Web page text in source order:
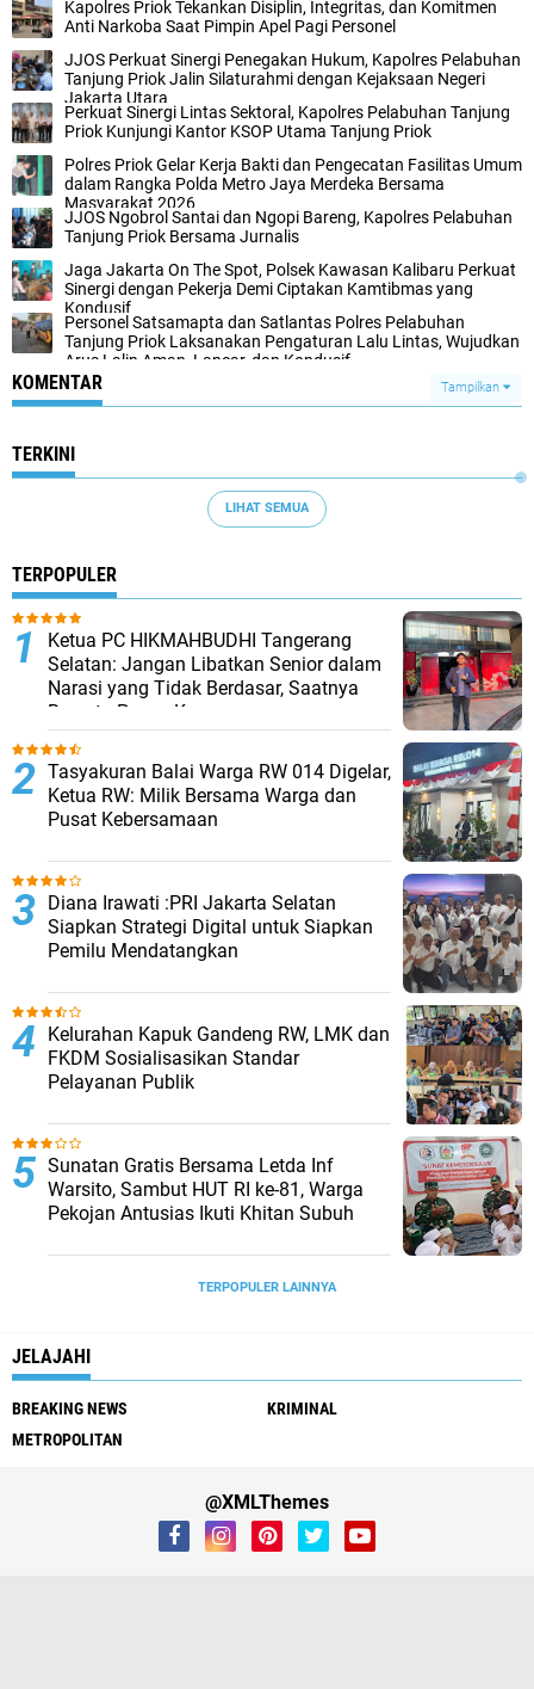
Kapolres Priok Tekankan Disiplin, Integritas, dan Komitmen
Anti Narkoba Saat Pimpin Apel Pagi Personel
JJOS Perkuat Sinergi Penegakan Hukum, Kapolres Pelabuhan
Tanjung Priok Jalin Silaturahmi dengan Kejaksaan Negeri
Jakarta Utara
Perkuat Sinergi Lintas Sektoral, Kapolres Pelabuhan Tanjung
Priok Kunjungi Kantor KSOP Utama Tanjung Priok
Polres Priok Gelar Kerja Bakti dan Pengecatan Fasilitas Umum
dalam Rangka Polda Metro Jaya Merdeka Bersama
Masyarakat 2026
JJOS Ngobrol Santai dan Ngopi Bareng, Kapolres Pelabuhan
Tanjung Priok Bersama Jurnalis
Jaga Jakarta On The Spot, Polsek Kawasan Kalibaru Perkuat
Sinergi dengan Pekerja Demi Ciptakan Kamtibmas yang
Kondusif
Personel Satsamapta dan Satlantas Polres Pelabuhan
Tanjung Priok Laksanakan Pengaturan Lalu Lintas, Wujudkan
Arus Lalin Aman, Lancar, dan Kondusif
KOMENTAR Tampilkan
TERKINI
LIHAT SEMUA
TERPOPULER
Ketua PC HIKMAHBUDHI Tangerang
Selatan: Jangan Libatkan Senior dalam
Narasi yang Tidak Berdasar, Saatnya
Bersatu Pasca Kongres
Tasyakuran Balai Warga RW 014 Digelar,
Ketua RW: Milik Bersama Warga dan
Pusat Kebersamaan
Diana Irawati :PRI Jakarta Selatan
Siapkan Strategi Digital untuk Siapkan
Pemilu Mendatangkan
Kelurahan Kapuk Gandeng RW, LMK dan
FKDM Sosialisasikan Standar
Pelayanan Publik
Sunatan Gratis Bersama Letda Inf
Warsito, Sambut HUT RI ke-81, Warga
Pekojan Antusias Ikuti Khitan Subuh
TERPOPULER LAINNYA
JELAJAHI
BREAKING NEWS
KRIMINAL
METROPOLITAN
@XMLThemes